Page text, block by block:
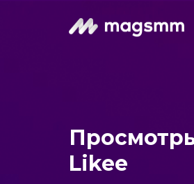
Likee